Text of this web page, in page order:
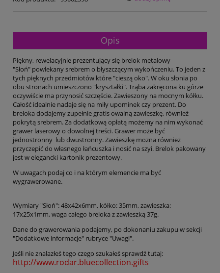
Opis
Piękny, rewelacyjnie prezentujący się brelok metalowy
"Słoń" powlekany srebrem o błyszczącym wykończeniu. To jeden z
tych pięknych przedmiotów które "cieszą oko". W oku słonia po
obu stronach umieszczono "kryształki". Trąba zakręcona ku górze
oczywiście ma przynosić szczęście. Zawieszony na mocnym kółku.
Całość idealnie nadaje się na miły upominek czy prezent. Do
breloka dodajemy zupełnie gratis owalną zawieszkę, również
pokrytą srebrem. Za dodatkową opłatą możemy na nim wykonać
grawer laserowy o dowolnej treści. Grawer może być
jednostronny lub dwustronny. Zawieszkę można również
przyczepić do własnego łańcuszka i nosić na szyi. Brelok pakowany
jest w elegancki kartonik prezentowy.
W uwagach podaj co i na którym elemencie ma być
wygrawerowane.
Wymiary "Słoń": 48x42x6mm, kółko: 35mm, zawieszka:
17x25x1mm, waga całego breloka z zawieszką 37g.
Dane do grawerowania podajemy, po dokonaniu zakupu w sekcji
"Dodatkowe informacje" rubryce "Uwagi".
Jeśli nie znalazłeś tego czego szukałeś sprawdź tutaj:
http://www.rodar.bluecollection.gifts